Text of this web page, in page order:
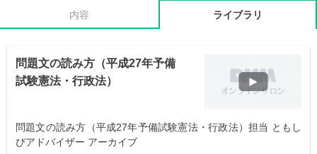
内容 ライブラリ
問題文の読み方（平成27年予備
試験憲法・行政法）
問題文の読み方（平成27年予備試験憲法・行政法）担当 ともし
びアドバイザー アーカイブ